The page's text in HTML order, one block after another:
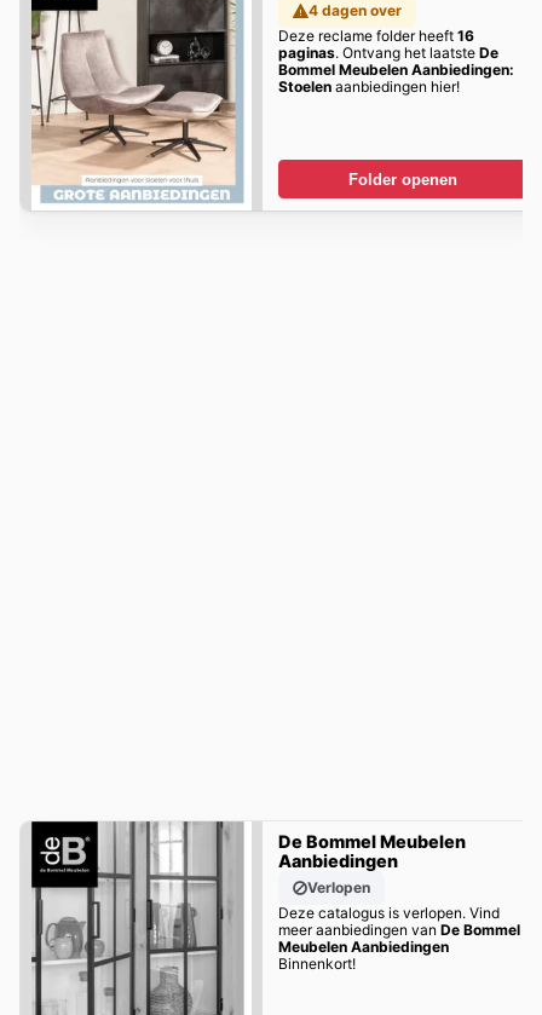
4 dagen over
Deze reclame folder heeft 16
paginas. Ontvang het laatste De
Bommel Meubelen Aanbiedingen:
Stoelenaanbiedingen hier!
Folder openen
De Bommel Meubelen
Aanbiedingen
Verlopen
Deze catalogus is verlopen. Vind
meer aanbiedingen van De Bommel
Meubelen Aanbiedingen
Binnenkort!